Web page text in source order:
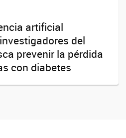
artificial
del
prevenir la pérdida
con diabetes